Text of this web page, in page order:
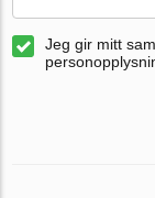
Jeg gir mitt